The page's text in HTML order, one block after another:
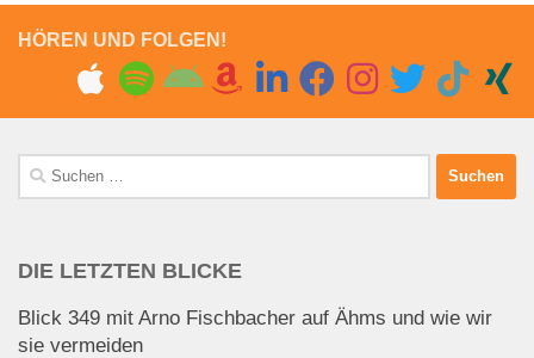
HÖREN UND FOLGEN!
Suchen
nach:
DIE LETZTEN BLICKE
Blick 349 mit Arno Fischbacher auf Ähms und wie wir
sie vermeiden